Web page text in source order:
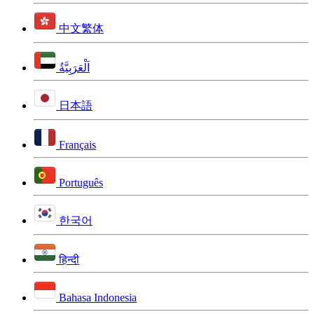
中文繁体
اَلْعَرَبِيَّةُ
日本語
Français
Português
한국어
हिन्दी
Bahasa Indonesia